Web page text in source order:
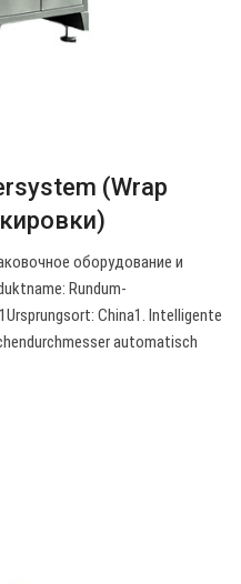
(Wrap
оборудование и
Rundum-
China1. Intelligente
automatisch